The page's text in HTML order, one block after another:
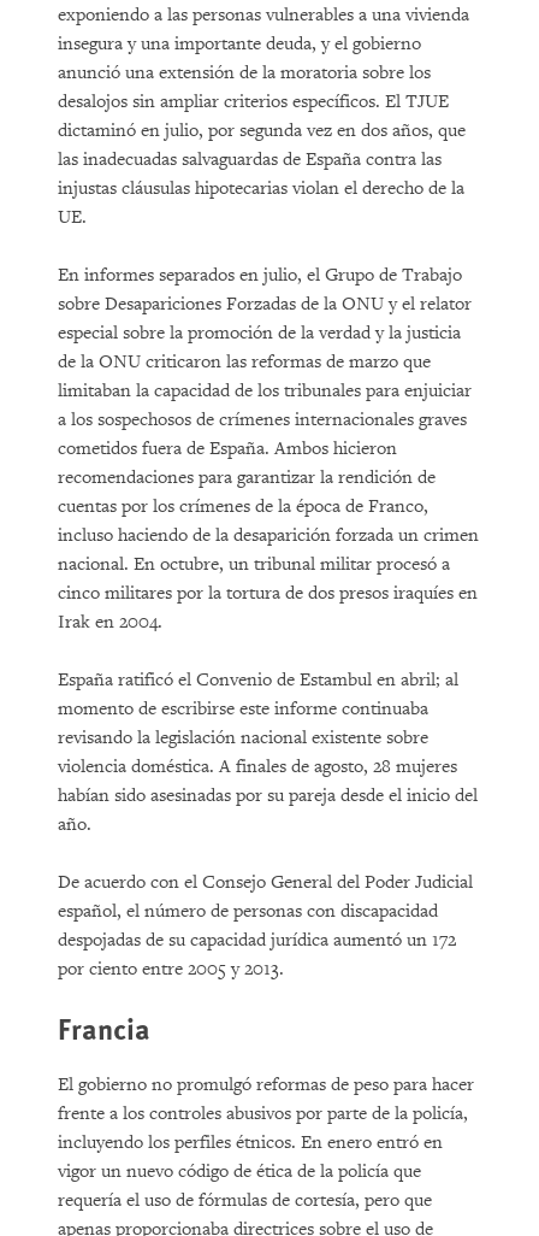
exponiendo a las personas vulnerables a una vivienda
insegura y una importante deuda, y el gobierno
anunció una extensión de la moratoria sobre los
desalojos sin ampliar criterios específicos. El TJUE
dictaminó en julio, por segunda vez en dos años, que
las inadecuadas salvaguardas de España contra las
injustas cláusulas hipotecarias violan el derecho de la
UE.
En informes separados en julio, el Grupo de Trabajo
sobre Desapariciones Forzadas de la ONU y el relator
especial sobre la promoción de la verdad y la justicia
de la ONU criticaron las reformas de marzo que
limitaban la capacidad de los tribunales para enjuiciar
a los sospechosos de crímenes internacionales graves
cometidos fuera de España. Ambos hicieron
recomendaciones para garantizar la rendición de
cuentas por los crímenes de la época de Franco,
incluso haciendo de la desaparición forzada un crimen
nacional. En octubre, un tribunal militar procesó a
cinco militares por la tortura de dos presos iraquíes en
Irak en 2004.
España ratificó el Convenio de Estambul en abril; al
momento de escribirse este informe continuaba
revisando la legislación nacional existente sobre
violencia doméstica. A finales de agosto, 28 mujeres
habían sido asesinadas por su pareja desde el inicio del
año.
De acuerdo con el Consejo General del Poder Judicial
español, el número de personas con discapacidad
despojadas de su capacidad jurídica aumentó un 172
por ciento entre 2005 y 2013.
Francia
El gobierno no promulgó reformas de peso para hacer
frente a los controles abusivos por parte de la policía,
incluyendo los perfiles étnicos. En enero entró en
vigor un nuevo código de ética de la policía que
requería el uso de fórmulas de cortesía, pero que
apenas proporcionaba directrices sobre el uso de